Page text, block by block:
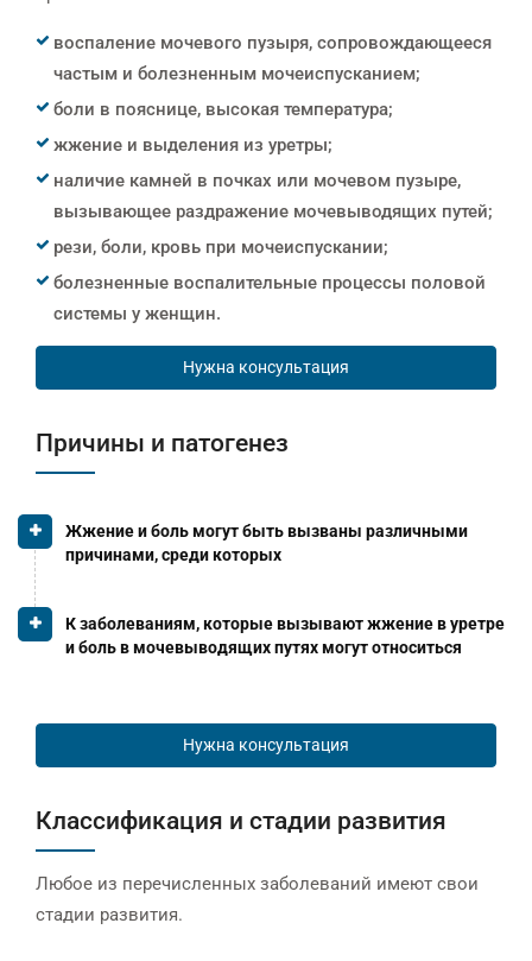
воспаление мочевого пузыря, сопровождающееся
частым и болезненным мочеиспусканием;
боли в пояснице, высокая температура;
жжение и выделения из уретры;
наличие камней в почках или мочевом пузыре,
вызывающее раздражение мочевыводящих путей;
рези, боли, кровь при мочеиспускании;
болезненные воспалительные процессы половой
системы у женщин.
Нужна консультация
Причины и патогенез
Жжение и боль могут быть вызваны различными
причинами, среди которых
К заболеваниям, которые вызывают жжение в уретре
и боль в мочевыводящих путях могут относиться
Нужна консультация
Классификация и стадии развития
Любое из перечисленных заболеваний имеют свои
стадии развития.